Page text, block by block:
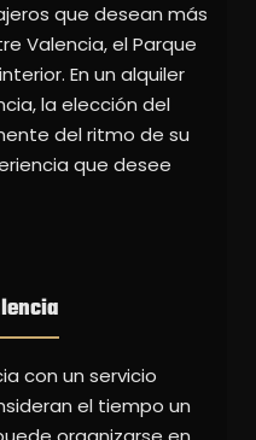
que desean más
Valencia, el Parque
En un alquiler
la elección del
del ritmo de su
que desee
con un servicio
el tiempo un